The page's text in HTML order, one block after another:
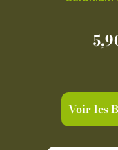
Voir les